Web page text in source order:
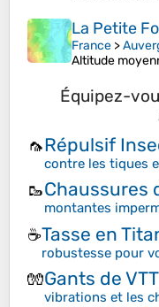
La Petite
France >
Altitude
Équipez-
🦟Répulsif
contre les tiques
🥾Chaussures
montantes
☕Tasse en
robustesse pour
🧤Gants de VTT
vibrations et les